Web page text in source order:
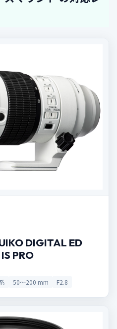
DIGITAL ED
PRO
50〜200 mm F2.8